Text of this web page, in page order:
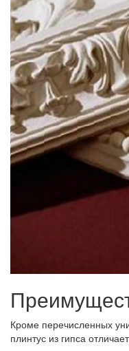
Кроме перечисленных
плинтус из гипса